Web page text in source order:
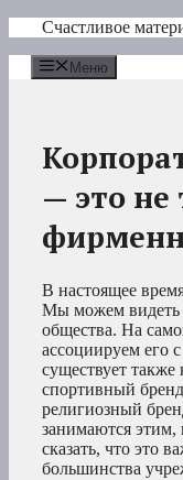
Перейти
содержимому
Счастливое
Меню
— это не
В настоящее
Мы можем видеть
общества. На
ассоциируем его
существует
спортивный
религиозный
занимаются
сказать, что это
большинства